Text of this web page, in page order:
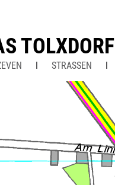
TOLXDORF
STRASSEN